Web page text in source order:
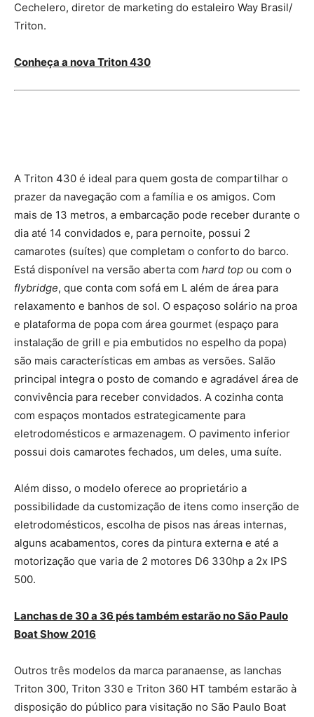
Cechelero, diretor de marketing do estaleiro Way Brasil/
Triton.
Conheça a nova Triton 430
A Triton 430 é ideal para quem gosta de compartilhar o
prazer da navegação com a família e os amigos. Com
mais de 13 metros, a embarcação pode receber durante o
dia até 14 convidados e, para pernoite, possui 2
camarotes (suítes) que completam o conforto do barco.
Está disponível na versão aberta com hard top ou com o
flybridge, que conta com sofá em L além de área para
relaxamento e banhos de sol. O espaçoso solário na proa
e plataforma de popa com área gourmet (espaço para
instalação de grill e pia embutidos no espelho da popa)
são mais características em ambas as versões. Salão
principal integra o posto de comando e agradável área de
convivência para receber convidados. A cozinha conta
com espaços montados estrategicamente para
eletrodomésticos e armazenagem. O pavimento inferior
possui dois camarotes fechados, um deles, uma suíte.
Além disso, o modelo oferece ao proprietário a
possibilidade da customização de itens como inserção de
eletrodomésticos, escolha de pisos nas áreas internas,
alguns acabamentos, cores da pintura externa e até a
motorização que varia de 2 motores D6 330hp a 2x IPS
500.
Lanchas de 30 a 36 pés também estarão no São Paulo
Boat Show 2016
Outros três modelos da marca paranaense, as lanchas
Triton 300, Triton 330 e Triton 360 HT também estarão à
disposição do público para visitação no São Paulo Boat